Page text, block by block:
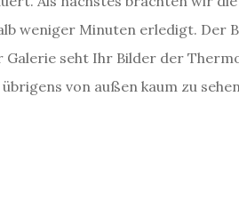
weniger Minuten erledigt. Der
Galerie seht Ihr Bilder der
von außen kaum zu